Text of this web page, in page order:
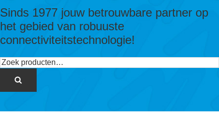
Sinds 1977 jouw betrouwbare partner op
het gebied van robuuste
connectiviteitstechnologie!
Zoeken